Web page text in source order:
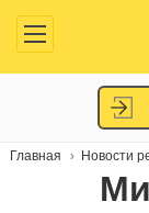
Главная Новости